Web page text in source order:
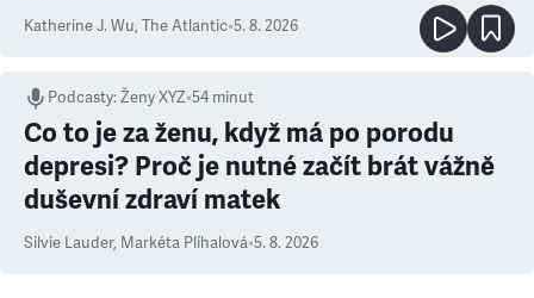
Katherine J. Wu, The Atlantic•5. 8. 2026
Podcasty:Ženy XYZ•54 minut
Co to je za ženu, když má po porodu
depresi? Proč je nutné začít brát vážně
duševní zdraví matek
Silvie Lauder, Markéta Plíhalová•5. 8. 2026